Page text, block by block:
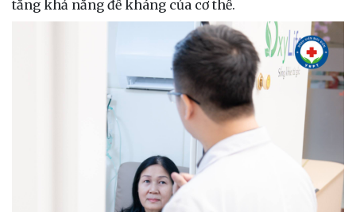
tăng khả năng đề kháng của cơ thể.